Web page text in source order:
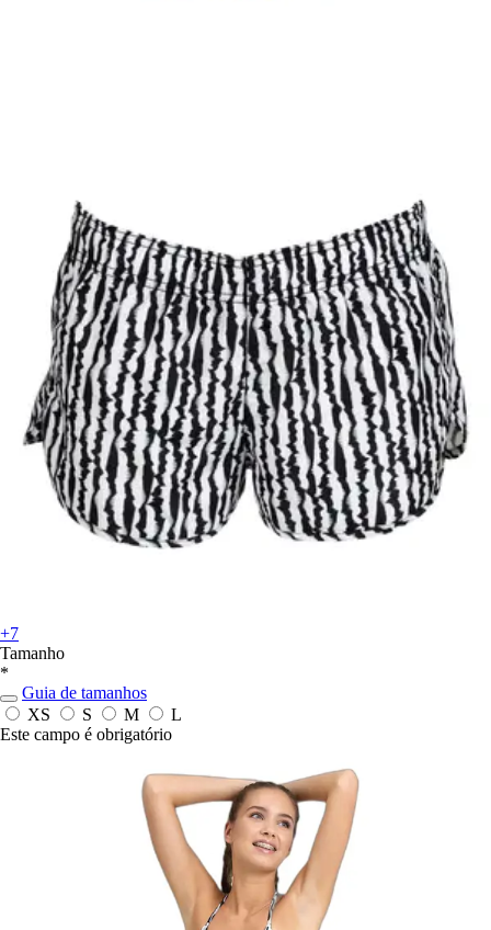
+7
Tamanho
*
Guia de tamanhos
XS
S M
L
Este campo é obrigatório